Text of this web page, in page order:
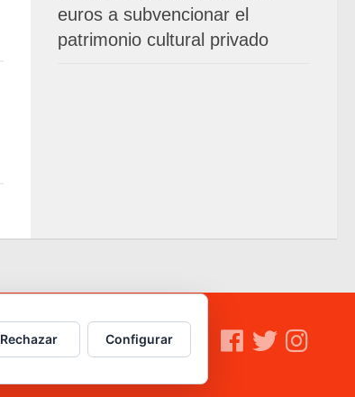
euros a subvencionar el
patrimonio cultural privado
Rechazar Configurar